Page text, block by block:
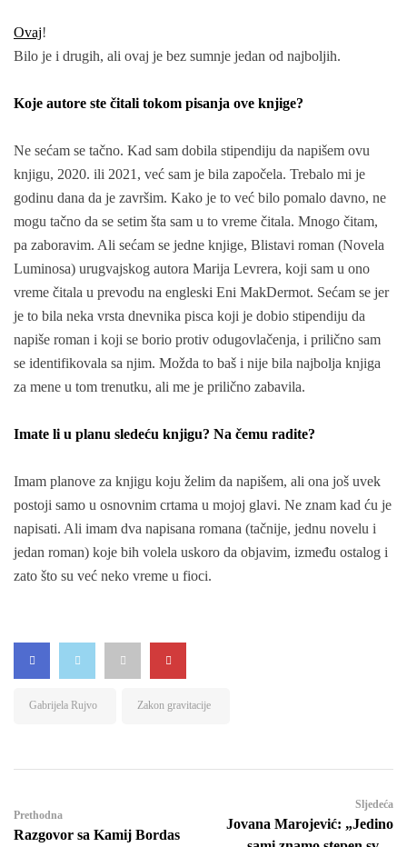
Ovaj!
Bilo je i drugih, ali ovaj je bez sumnje jedan od najboljih.
Koje autore ste čitali tokom pisanja ove knjige?
Ne sećam se tačno. Kad sam dobila stipendiju da napišem ovu
knjigu, 2020. ili 2021, već sam je bila započela. Trebalo mi je
godinu dana da je završim. Kako je to već bilo pomalo davno, ne
mogu tačno da se setim šta sam u to vreme čitala. Mnogo čitam,
pa zaboravim. Ali sećam se jedne knjige, Blistavi roman (Novela
Luminosa) urugvajskog autora Marija Levrera, koji sam u ono
vreme čitala u prevodu na engleski Eni MakDermot. Sećam se jer
je to bila neka vrsta dnevnika pisca koji je dobio stipendiju da
napiše roman i koji se borio protiv odugovlačenja, i prilično sam
se identifikovala sa njim. Možda to baš i nije bila najbolja knjiga
za mene u tom trenutku, ali me je prilično zabavila.
Imate li u planu sledeću knjigu? Na čemu radite?
Imam planove za knjigu koju želim da napišem, ali ona još uvek
postoji samo u osnovnim crtama u mojoj glavi. Ne znam kad ću je
napisati. Ali imam dva napisana romana (tačnije, jednu novelu i
jedan roman) koje bih volela uskoro da objavim, između ostalog i
zato što su već neko vreme u fioci.
Gabrijela Rujvo Zakon gravitacije
Prethodna
Razgovor sa Kamij Bordas
Sljedeća
Jovana Marojević: „Jedino